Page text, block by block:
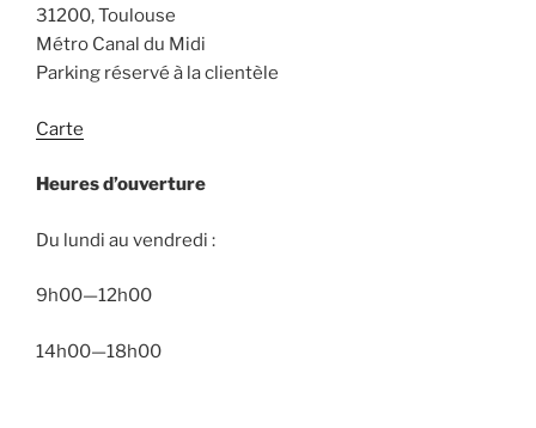
31200, Toulouse
Métro Canal du Midi
Parking réservé à la clientèle
Carte
Heures d’ouverture
Du lundi au vendredi :
9h00—12h00
14h00—18h00